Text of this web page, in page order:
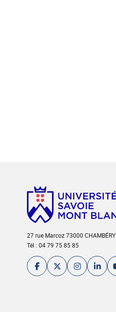
27 rue Marcoz 73000 CHAMBÉRY
Tél : 04 79 75 85 85